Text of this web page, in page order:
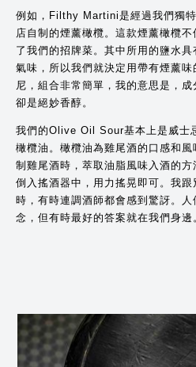
例如，Filthy Martini是經過我們獨
店自制的煙薰橄欖。這款煙薰橄欖
了我們的招牌菜。其中所用的鹽水
氣味，所以我們就決定用帶有煙薰
尼，組合非常簡單，我的意思是，
卻是絕妙香醇。
我們的Olive Oil Sour基本上是威士
橄欖油。橄欖油為雞尾酒的口感和
制雞尾酒時，萃取油脂風味入酒的
倒入搖酒器中，用力搖晃即可。我
時，有時連調酒師都會感到驚訝。
念，但有時最好的答案就在我們身邊